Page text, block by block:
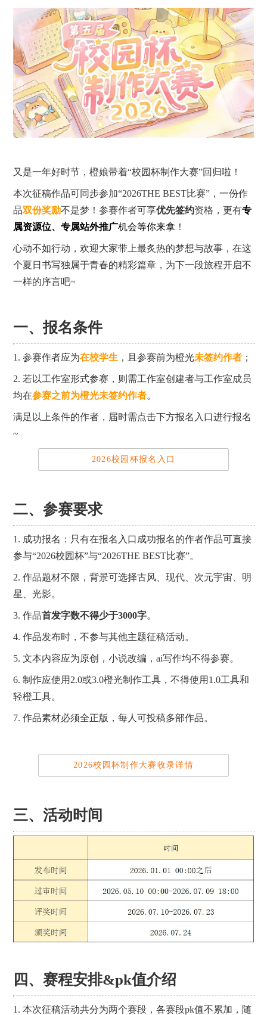
又是一年好时节，橙娘带着“校园杯制作大赛”回归啦！
本次征稿作品可同步参加“2026THE BEST比赛”，一份作
品双份奖励不是梦！参赛作者可享优先签约资格，更有专
属资源位、专属站外推广机会等你来拿 ！
心动不如行动，欢迎大家带上最炙热的梦想与故事，在这
个夏日书写独属于青春的精彩篇章，为下一段旅程开启不
一样的序言吧~
一、报名条件
1. 参赛作者应为在校学生 ，且参赛前为橙光未签约作者；
2. 若以工作室形式参赛，则需工作室创建者与工作室成员
均在参赛之前为橙光未签约作者。
满足以上条件的作者，届时需点击下方报名入口进行报名
~
2026校园杯报名入口
二、参赛要求
1. 成功报名：只有在报名入口成功报名的作者作品可直接
参与“2026校园杯”与“2026THE BEST比赛”。
2. 作品题材不限，背景可选择古风、现代、次元宇宙、明
星、光影。
3. 作品首发字数不得少于3000字。
4. 作品发布时，不参与其他主题征稿活动。
5. 文本内容应为原创，小说改编，ai写作均不得参赛。
6. 制作应使用2.0或3.0橙光制作工具，不得使用1.0工具和
轻橙工具。
7. 作品素材必须全正版，每人可投稿多部作品。
2026校园杯制作大赛收录详情
三、活动时间
四、赛程安排&pk值介绍
1. 本次征稿活动共分为两个赛段，各赛段pk值不累加，随